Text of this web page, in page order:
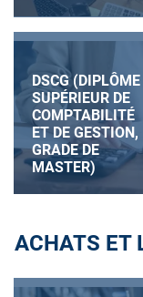
DSCG (DIPLÔME
SUPÉRIEUR DE
COMPTABILITÉ
ET DE GESTION,
GRADE DE
MASTER)
ACHATS ET